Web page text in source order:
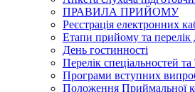
ПРАВИЛА ПРИЙОМУ
Реєстрація електронних
Етапи прийому та перелік
День гостинності
Перелік спеціальностей та
Програми вступних
Положення Приймальної